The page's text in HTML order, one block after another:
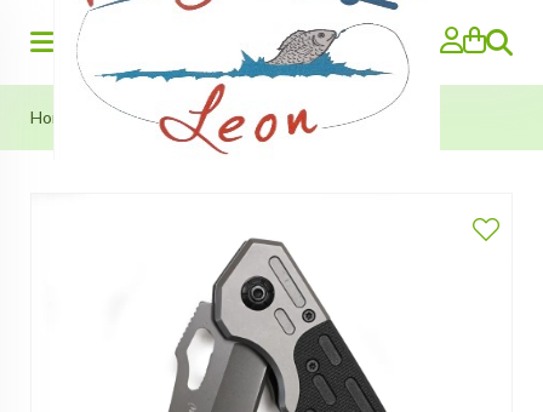
Zoeken
Home Shadow Zakmes (Eurocatch)